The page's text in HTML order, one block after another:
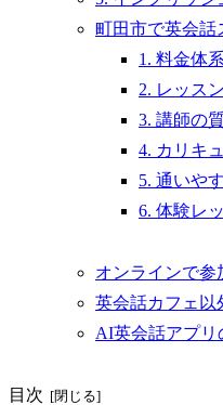
町田市で英会話
1. 料金体
2. レッス
3. 講師の
4. カリキ
5. 通いや
6. 体験レ
オンラインで参
英会話カフェ以
AI英会話アプリ
目次